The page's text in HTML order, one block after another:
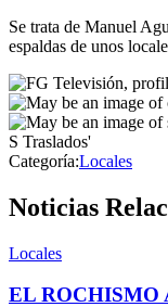
Se trata de Manuel
espaldas de unos
Categoría:Locales
Noticias
Locales
EL ROCHISMO